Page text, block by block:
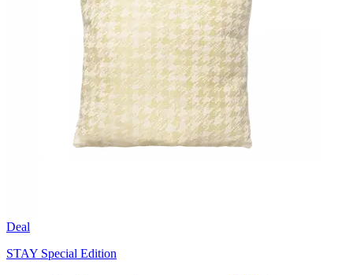
Deal
STAY Special Edition